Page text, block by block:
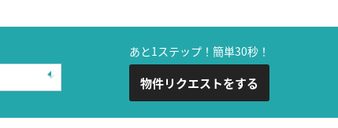
あと1ステップ！簡単30秒！
物件リクエストをする